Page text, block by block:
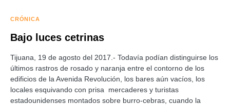
CRÓNICA
Bajo luces cetrinas
Tijuana, 19 de agosto del 2017.- Todavía podían distinguirse los
últimos rastros de rosado y naranja entre el contorno de los
edificios de la Avenida Revolución, los bares aún vacíos, los
locales esquivando con prisa mercaderes y turistas
estadounidenses montados sobre burro-cebras, cuando la